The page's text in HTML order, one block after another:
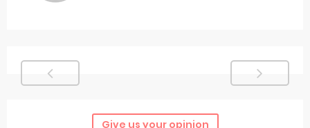
Give us your opinion